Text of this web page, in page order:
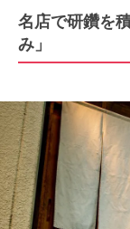
名店で研鑽を
み」